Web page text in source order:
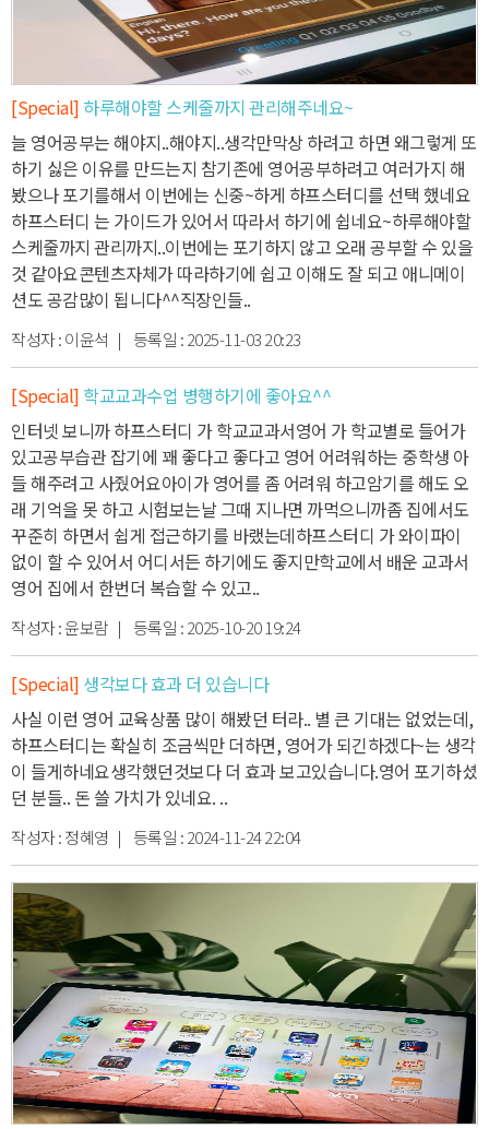
[Special] 하루해야할 스케줄까지 관리해주네요~
늘 영어공부는 해야지..해야지..생각만막상 하려고 하면 왜그렇게 또
하기 싫은 이유를 만드는지 참기존에 영어공부하려고 여러가지 해
봤으나 포기를해서 이번에는 신중~하게 하프스터디를 선택 했네요
하프스터디 는 가이드가 있어서 따라서 하기에 쉽네요~하루해야할
스케줄까지 관리까지..이번에는 포기하지 않고 오래 공부할 수 있을
것 같아요콘텐츠자체가 따라하기에 쉽고 이해도 잘 되고 애니메이
션도 공감많이 됩니다^^직장인들..
작성자 :이윤석 | 등록일 :2025-11-03 20:23
[Special] 학교교과수업 병행하기에 좋아요^^
인터넷 보니까 하프스터디 가 학교교과서영어 가 학교별로 들어가
있고공부습관 잡기에 꽤 좋다고 좋다고 영어 어려워하는 중학생 아
들 해주려고 사줬어요아이가 영어를 좀 어려워 하고암기를 해도 오
래 기억을 못 하고 시험보는날 그때 지나면 까먹으니까좀 집에서도
꾸준히 하면서 쉽게 접근하기를 바랬는데하프스터디 가 와이파이
없이 할 수 있어서 어디서든 하기에도 좋지만학교에서 배운 교과서
영어 집에서 한번더 복습할 수 있고..
작성자 :윤보람 | 등록일 :2025-10-20 19:24
[Special] 생각보다 효과 더 있습니다
사실 이런 영어 교육상품 많이 해봤던 터라.. 별 큰 기대는 없었는데,
하프스터디는 확실히 조금씩만 더하면, 영어가 되긴하겠다~는 생각
이 들게하네요생각했던것보다 더 효과 보고있습니다.영어 포기하셨
던 분들.. 돈 쓸 가치가 있네요. ..
작성자 :정혜영 | 등록일 :2024-11-24 22:04